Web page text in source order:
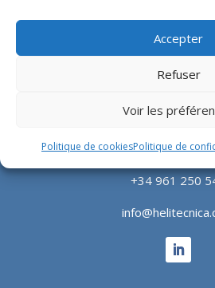
Accepter
Refuser
Voir les
Politique de cookiesPolitique de
secteur
Parque Empresarial L’Horta
+34 961 250